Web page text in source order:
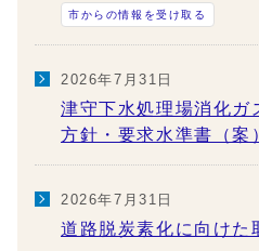
市からの情報を受け取る
2026年7月31日
津守下水処理場消化
方針・要求水準書（案
2026年7月31日
道路脱炭素化に向けた